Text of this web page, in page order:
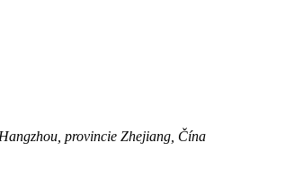
provincie Zhejiang, Čína